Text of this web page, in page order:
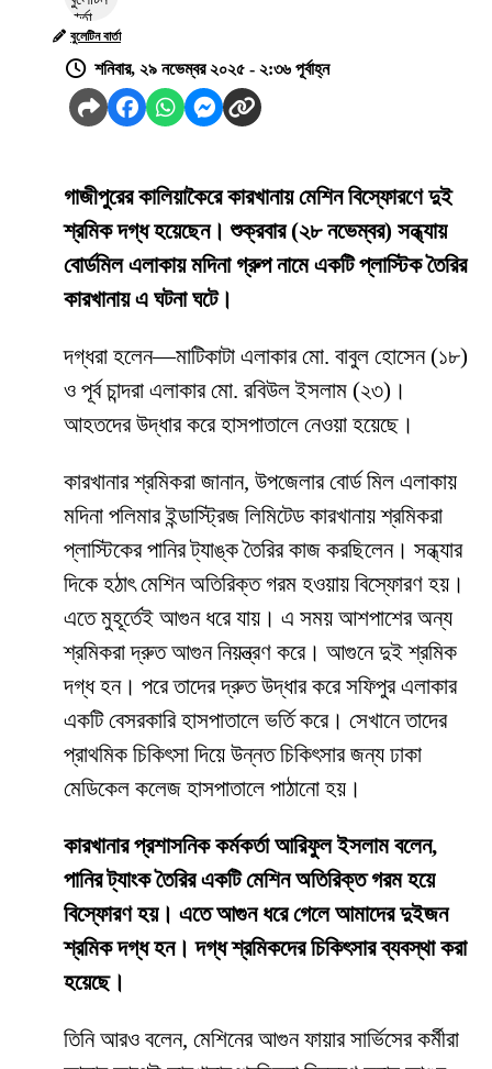
বুলেটিন বার্তা
শনিবার, ২৯ নভেম্বর ২০২৫ - ২:৩৬ পূর্বাহ্ন
গাজীপুরের কালিয়াকৈরে কারখানায় মেশিন বিস্ফোরণে দুই
শ্রমিক দগ্ধ হয়েছেন। শুক্রবার (২৮ নভেম্বর) সন্ধ্যায়
বোর্ডমিল এলাকায় মদিনা গ্রুপ নামে একটি প্লাস্টিক তৈরির
কারখানায় এ ঘটনা ঘটে।
দগ্ধরা হলেন—মাটিকাটা এলাকার মো. বাবুল হোসেন (১৮)
ও পূর্ব চান্দরা এলাকার মো. রবিউল ইসলাম (২৩)।
আহতদের উদ্ধার করে হাসপাতালে নেওয়া হয়েছে।
কারখানার শ্রমিকরা জানান, উপজেলার বোর্ড মিল এলাকায়
মদিনা পলিমার ইন্ডাস্ট্রিজ লিমিটেড কারখানায় শ্রমিকরা
প্লাস্টিকের পানির ট্যাঙ্ক তৈরির কাজ করছিলেন। সন্ধ্যার
দিকে হঠাৎ মেশিন অতিরিক্ত গরম হওয়ায় বিস্ফোরণ হয়।
এতে মুহূর্তেই আগুন ধরে যায়। এ সময় আশপাশের অন্য
শ্রমিকরা দ্রুত আগুন নিয়ন্ত্রণ করে। আগুনে দুই শ্রমিক
দগ্ধ হন। পরে তাদের দ্রুত উদ্ধার করে সফিপুর এলাকার
একটি বেসরকারি হাসপাতালে ভর্তি করে। সেখানে তাদের
প্রাথমিক চিকিৎসা দিয়ে উন্নত চিকিৎসার জন্য ঢাকা
মেডিকেল কলেজ হাসপাতালে পাঠানো হয়।
কারখানার প্রশাসনিক কর্মকর্তা আরিফুল ইসলাম বলেন,
পানির ট্যাংক তৈরির একটি মেশিন অতিরিক্ত গরম হয়ে
বিস্ফোরণ হয়। এতে আগুন ধরে গেলে আমাদের দুইজন
শ্রমিক দগ্ধ হন। দগ্ধ শ্রমিকদের চিকিৎসার ব্যবস্থা করা
হয়েছে।
তিনি আরও বলেন, মেশিনের আগুন ফায়ার সার্ভিসের কর্মীরা